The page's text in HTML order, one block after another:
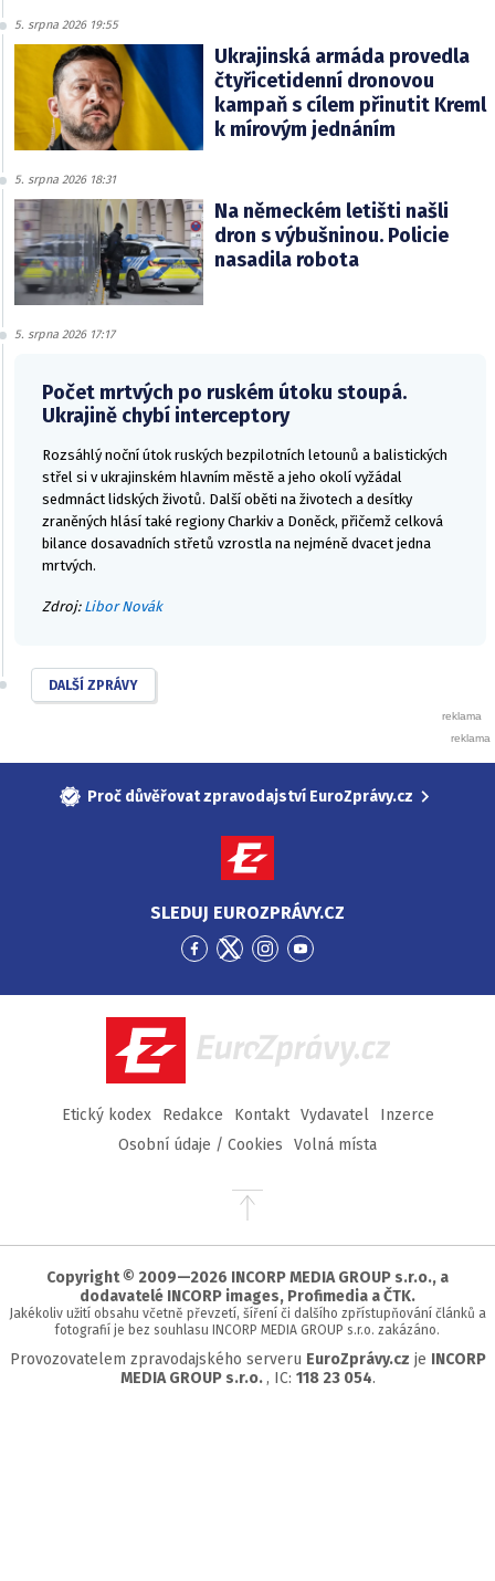
5. srpna 2026 19:55
Ukrajinská armáda provedla
čtyřicetidenní dronovou
kampaň s cílem přinutit Kreml
k mírovým jednáním
5. srpna 2026 18:31
Na německém letišti našli
dron s výbušninou. Policie
nasadila robota
5. srpna 2026 17:17
Počet mrtvých po ruském útoku stoupá.
Ukrajině chybí interceptory
Rozsáhlý noční útok ruských bezpilotních letounů a balistických
střel si v ukrajinském hlavním městě a jeho okolí vyžádal
sedmnáct lidských životů. Další oběti na životech a desítky
zraněných hlásí také regiony Charkiv a Doněck, přičemž celková
bilance dosavadních střetů vzrostla na nejméně dvacet jedna
mrtvých.
Zdroj: Libor Novák
DALŠÍ ZPRÁVY
Proč důvěřovat zpravodajství EuroZprávy.cz
SLEDUJ EUROZPRÁVY.CZ
Přejít
Facebook
Přejít
Twitter
Přejít
Instagram
Přejít
YouTube
EuroZprávy.cz
Etický kodex Redakce Kontakt Vydavatel
Inzerce
Osobní údaje / Cookies
Volná místa
Přejít
stránky
Copyright © 2009—2026 INCORP MEDIA GROUP s.r.o., a
dodavatelé INCORP images, Profimedia a ČTK.
Jakékoliv užití obsahu včetně převzetí, šíření či dalšího zpřístupňování článků a
fotografií je bez souhlasu INCORP MEDIA GROUP s.r.o. zakázáno.
Provozovatelem zpravodajského serveru EuroZprávy.cz je INCORP
MEDIA GROUP s.r.o. , IC: 118 23 054.